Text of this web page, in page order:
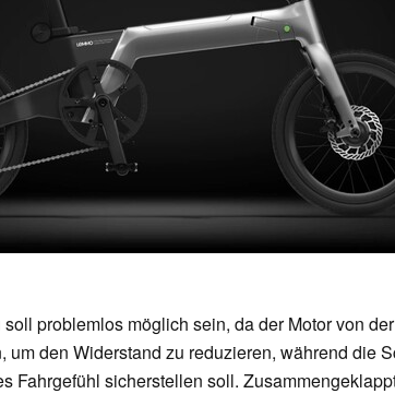
problemlos möglich sein, da der Motor von
um den Widerstand zu reduzieren, während die
Fahrgefühl sicherstellen soll.